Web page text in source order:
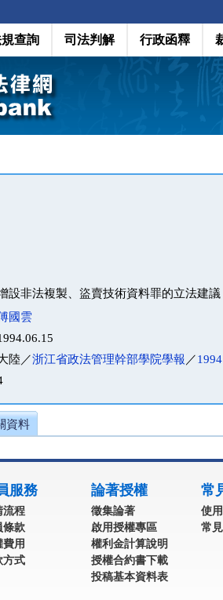
查詢 司法判解 行政函釋
設非法複製、盜賣技術資料罪的立法建議
國雲
陸／浙江省政法管理幹部學院學報 ／
資料
服務
流程
條款
費用
方式
論著授權
徵集論著
啟用授權專區
權利金計算說明
授權合約書下載
投稿基本資料表
常
使
常